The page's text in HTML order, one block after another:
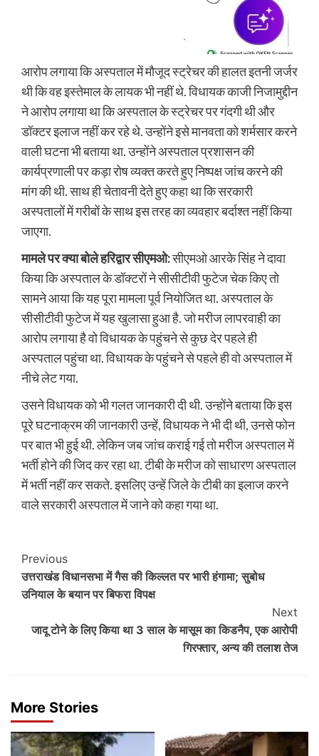
आरोप लगाया कि अस्पताल में मौजूद स्ट्रेचर की हालत इतनी जर्जर
थी कि वह इस्तेमाल के लायक भी नहीं थे. विधायक काजी निजामुद्दीन
ने आरोप लगाया था कि अस्पताल के स्ट्रेचर पर गंदगी थी और
डॉक्टर इलाज नहीं कर रहे थे. उन्होंने इसे मानवता को शर्मसार करने
वाली घटना भी बताया था. उन्होंने अस्पताल प्रशासन की
कार्यप्रणाली पर कड़ा रोष व्यक्त करते हुए निष्पक्ष जांच करने की
मांग की थी. साथ ही चेतावनी देते हुए कहा था कि सरकारी
अस्पतालों में गरीबों के साथ इस तरह का व्यवहार बर्दाश्त नहीं किया
जाएगा.
मामले पर क्या बोले हरिद्वार सीएमओ:सीएमओ आरके सिंह ने दावा
किया कि अस्पताल के डॉक्टरों ने सीसीटीवी फुटेज चेक किए तो
सामने आया कि यह पूरा मामला पूर्व नियोजित था. अस्पताल के
सीसीटीवी फुटेज में यह खुलासा हुआ है. जो मरीज लापरवाही का
आरोप लगाया है वो विधायक के पहुंचने से कुछ देर पहले ही
अस्पताल पहुंचा था. विधायक के पहुंचने से पहले ही वो अस्पताल में
नीचे लेट गया.
उसने विधायक को भी गलत जानकारी दी थी. उन्होंने बताया कि इस
पूरे घटनाक्रम की जानकारी उन्हें, विधायक ने भी दी थी, उनसे फोन
पर बात भी हुई थी. लेकिन जब जांच कराई गई तो मरीज अस्पताल में
भर्ती होने की जिद कर रहा था. टीबी के मरीज को साधारण अस्पताल
में भर्ती नहीं कर सकते. इसलिए उन्हें जिले के टीबी का इलाज करने
वाले सरकारी अस्पताल में जाने को कहा गया था.
Post
Navigation
Previous
उत्तराखंड विधानसभा में गैस की किल्लत पर भारी हंगामा; सुबोध
उनियाल के बयान पर बिफरा विपक्ष
Next
जादू टोने के लिए किया था 3 साल के मासूम का किडनैप, एक आरोपी
गिरफ्तार, अन्य की तलाश तेज
More Stories